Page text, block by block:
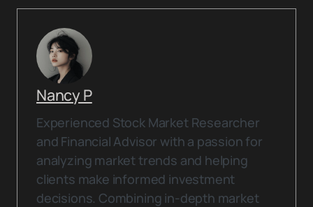
Nancy P
Experienced Stock Market Researcher
and Financial Advisor with a passion for
analyzing market trends and helping
clients make informed investment
decisions. Combining in-depth market